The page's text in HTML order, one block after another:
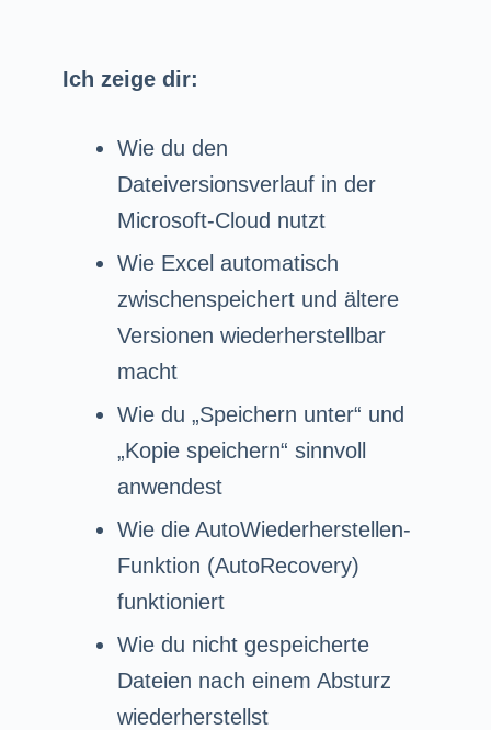
Ich zeige dir:
Wie du den
Dateiversionsverlauf in der
Microsoft-Cloud nutzt
Wie Excel automatisch
zwischenspeichert und ältere
Versionen wiederherstellbar
macht
Wie du „Speichern unter“ und
„Kopie speichern“ sinnvoll
anwendest
Wie die AutoWiederherstellen-
Funktion (AutoRecovery)
funktioniert
Wie du nicht gespeicherte
Dateien nach einem Absturz
wiederherstellst